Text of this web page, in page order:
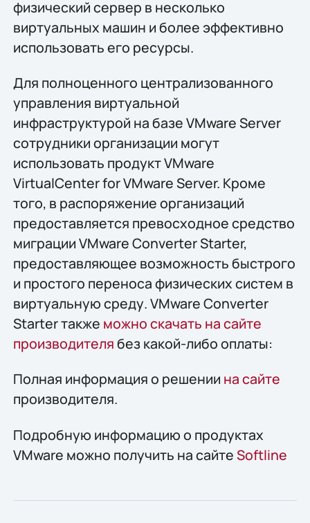
физический сервер в несколько
виртуальных машин и более эффективно
использовать его ресурсы.
Для полноценного централизованного
управления виртуальной
инфраструктурой на базе VMware Server
сотрудники организации могут
использовать продукт VMware
VirtualCenter for VMware Server. Кроме
того, в распоряжение организаций
предоставляется превосходное средство
миграции VMware Converter Starter,
предоставляющее возможность быстрого
и простого переноса физических систем в
виртуальную среду. VMware Converter
Starter также можно скачать на сайте
производителябез какой-либо оплаты:
Полная информация о решении на сайте
производителя.
Подробную информацию о продуктах
VMware можно получить на сайтеSoftline